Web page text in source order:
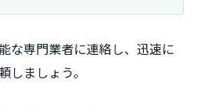
な専門業者に連絡し、迅速に
しましょう。